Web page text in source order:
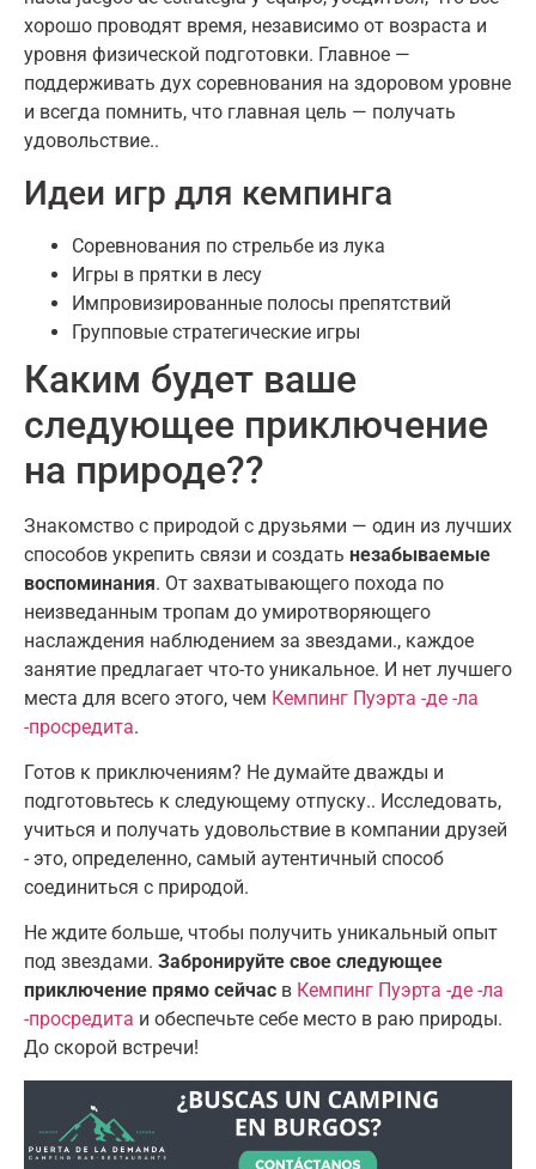
хорошо проводят время, независимо от возраста и
уровня физической подготовки. Главное —
поддерживать дух соревнования на здоровом уровне
и всегда помнить, что главная цель — получать
удовольствие..
Идеи игр для кемпинга
Соревнования по стрельбе из лука
Игры в прятки в лесу
Импровизированные полосы препятствий
Групповые стратегические игры
Каким будет ваше
следующее приключение
на природе??
Знакомство с природой с друзьями — один из лучших
способов укрепить связи и создать незабываемые
воспоминания. От захватывающего похода по
неизведанным тропам до умиротворяющего
наслаждения наблюдением за звездами., каждое
занятие предлагает что-то уникальное. И нет лучшего
места для всего этого, чем Кемпинг Пуэрта -де -ла
-просредита.
Готов к приключениям? Не думайте дважды и
подготовьтесь к следующему отпуску.. Исследовать,
учиться и получать удовольствие в компании друзей
- это, определенно, самый аутентичный способ
соединиться с природой.
Не ждите больше, чтобы получить уникальный опыт
под звездами. Забронируйте свое следующее
приключение прямо сейчас в Кемпинг Пуэрта -де -ла
-просредита и обеспечьте себе место в раю природы.
До скорой встречи!